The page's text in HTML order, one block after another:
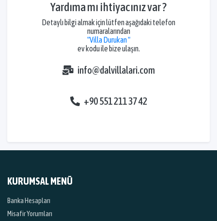
Yardıma mı ihtiyacınız var ?
Detaylı bilgi almak için lütfen aşağıdaki telefon
numaralarından
"Villa Durukan "
ev kodu ile bize ulaşın.
info@dalvillalari.com
+90 551 211 37 42
KURUMSAL MENÜ
Banka Hesapları
Misafir Yorumları